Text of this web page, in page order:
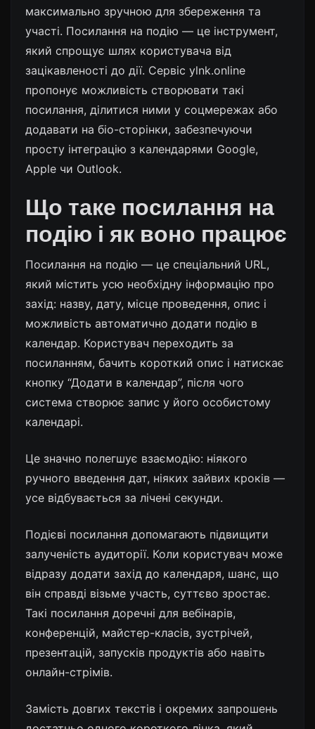
максимально зручною для збереження та
участі. Посилання на подію — це інструмент,
який спрощує шлях користувача від
зацікавленості до дії. Сервіс ylnk.online
пропонує можливість створювати такі
посилання, ділитися ними у соцмережах або
додавати на біо-сторінки, забезпечуючи
просту інтеграцію з календарями Google,
Apple чи Outlook.
Що таке посилання на
подію і як воно працює
Посилання на подію — це спеціальний URL,
який містить усю необхідну інформацію про
захід: назву, дату, місце проведення, опис і
можливість автоматично додати подію в
календар. Користувач переходить за
посиланням, бачить короткий опис і натискає
кнопку “Додати в календар”, після чого
система створює запис у його особистому
календарі.
Це значно полегшує взаємодію: ніякого
ручного введення дат, ніяких зайвих кроків —
усе відбувається за лічені секунди.
Подієві посилання допомагають підвищити
залученість аудиторії. Коли користувач може
відразу додати захід до календаря, шанс, що
він справді візьме участь, суттєво зростає.
Такі посилання доречні для вебінарів,
конференцій, майстер-класів, зустрічей,
презентацій, запусків продуктів або навіть
онлайн-стрімів.
Замість довгих текстів і окремих запрошень